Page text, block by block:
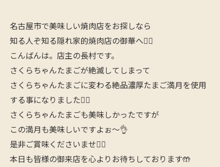
名古屋市で美味しい焼肉店をお探しなら
知る人ぞ知る隠れ家的焼肉店の御華へ🙋‍♂️
こんばんは。店主の長村です。
さくらちゃんたまごが絶滅してしまって
さくらちゃんたまごに変わる絶品濃厚たまご満月を使用
する事になりました🙋‍♂️
さくらちゃんたまごも美味しかったですが
この満月も美味しいですよぉ〜👌
是非ご賞味くださいませ🙇‍♂️
本日も皆様の御来店を心よりお待ちしております🤲